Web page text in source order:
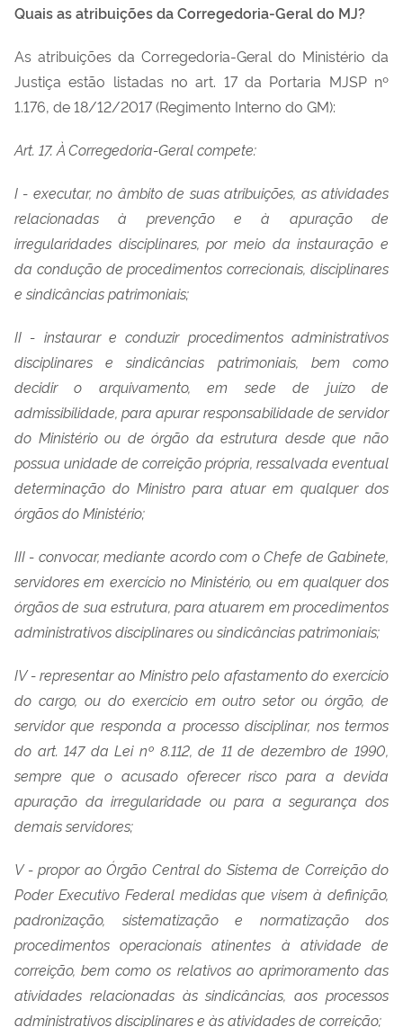
Quais as atribuições da Corregedoria-Geral do MJ?
As atribuições da Corregedoria-Geral do Ministério da
Justiça estão listadas no art. 17 da Portaria MJSP nº
1.176, de 18/12/2017 (Regimento Interno do GM):
Art. 17. À Corregedoria-Geral compete:
I - executar, no âmbito de suas atribuições, as atividades
relacionadas à prevenção e à apuração de
irregularidades disciplinares, por meio da instauração e
da condução de procedimentos correcionais, disciplinares
e sindicâncias patrimoniais;
II - instaurar e conduzir procedimentos administrativos
disciplinares e sindicâncias patrimoniais, bem como
decidir o arquivamento, em sede de juízo de
admissibilidade, para apurar responsabilidade de servidor
do Ministério ou de órgão da estrutura desde que não
possua unidade de correição própria, ressalvada eventual
determinação do Ministro para atuar em qualquer dos
órgãos do Ministério;
III - convocar, mediante acordo com o Chefe de Gabinete,
servidores em exercício no Ministério, ou em qualquer dos
órgãos de sua estrutura, para atuarem em procedimentos
administrativos disciplinares ou sindicâncias patrimoniais;
IV - representar ao Ministro pelo afastamento do exercício
do cargo, ou do exercício em outro setor ou órgão, de
servidor que responda a processo disciplinar, nos termos
do art. 147 da Lei nº 8.112, de 11 de dezembro de 1990,
sempre que o acusado oferecer risco para a devida
apuração da irregularidade ou para a segurança dos
demais servidores;
V - propor ao Órgão Central do Sistema de Correição do
Poder Executivo Federal medidas que visem à definição,
padronização, sistematização e normatização dos
procedimentos operacionais atinentes à atividade de
correição, bem como os relativos ao aprimoramento das
atividades relacionadas às sindicâncias, aos processos
administrativos disciplinares e às atividades de correição;